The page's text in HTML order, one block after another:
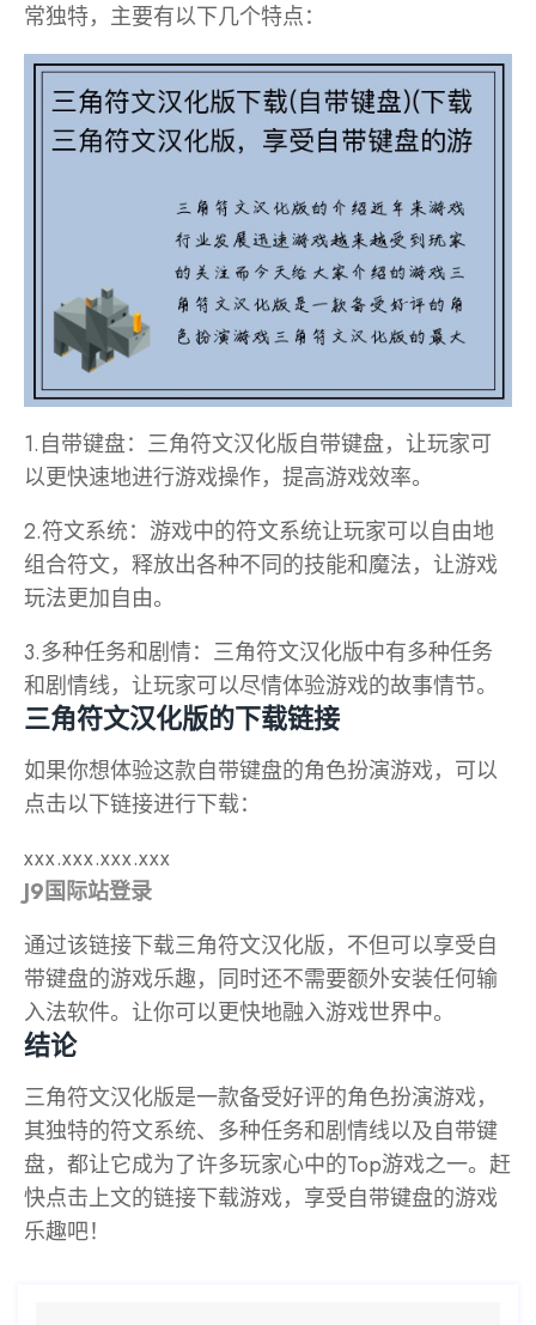
常独特，主要有以下几个特点：
1.自带键盘：三角符文汉化版自带键盘，让玩家可
以更快速地进行游戏操作，提高游戏效率。
2.符文系统：游戏中的符文系统让玩家可以自由地
组合符文，释放出各种不同的技能和魔法，让游戏
玩法更加自由。
3.多种任务和剧情：三角符文汉化版中有多种任务
和剧情线，让玩家可以尽情体验游戏的故事情节。
三角符文汉化版的下载链接
如果你想体验这款自带键盘的角色扮演游戏，可以
点击以下链接进行下载：
xxx.xxx.xxx.xxx
J9国际站登录
通过该链接下载三角符文汉化版，不但可以享受自
带键盘的游戏乐趣，同时还不需要额外安装任何输
入法软件。让你可以更快地融入游戏世界中。
结论
三角符文汉化版是一款备受好评的角色扮演游戏，
其独特的符文系统、多种任务和剧情线以及自带键
盘，都让它成为了许多玩家心中的Top游戏之一。赶
快点击上文的链接下载游戏，享受自带键盘的游戏
乐趣吧！